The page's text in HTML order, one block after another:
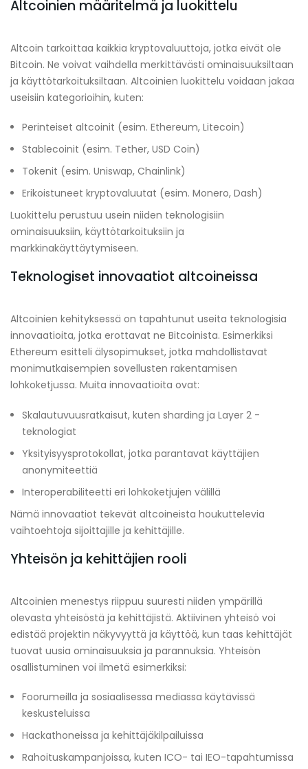
Altcoinien määritelmä ja luokittelu
Altcoin tarkoittaa kaikkia kryptovaluuttoja, jotka eivät ole
Bitcoin. Ne voivat vaihdella merkittävästi ominaisuuksiltaan
ja käyttötarkoituksiltaan. Altcoinien luokittelu voidaan jakaa
useisiin kategorioihin, kuten:
Perinteiset altcoinit (esim. Ethereum, Litecoin)
Stablecoinit (esim. Tether, USD Coin)
Tokenit (esim. Uniswap, Chainlink)
Erikoistuneet kryptovaluutat (esim. Monero, Dash)
Luokittelu perustuu usein niiden teknologisiin
ominaisuuksiin, käyttötarkoituksiin ja
markkinakäyttäytymiseen.
Teknologiset innovaatiot altcoineissa
Altcoinien kehityksessä on tapahtunut useita teknologisia
innovaatioita, jotka erottavat ne Bitcoinista. Esimerkiksi
Ethereum esitteli älysopimukset, jotka mahdollistavat
monimutkaisempien sovellusten rakentamisen
lohkoketjussa. Muita innovaatioita ovat:
Skalautuvuusratkaisut, kuten sharding ja Layer 2 -
teknologiat
Yksityisyysprotokollat, jotka parantavat käyttäjien
anonymiteettiä
Interoperabiliteetti eri lohkoketjujen välillä
Nämä innovaatiot tekevät altcoineista houkuttelevia
vaihtoehtoja sijoittajille ja kehittäjille.
Yhteisön ja kehittäjien rooli
Altcoinien menestys riippuu suuresti niiden ympärillä
olevasta yhteisöstä ja kehittäjistä. Aktiivinen yhteisö voi
edistää projektin näkyvyyttä ja käyttöä, kun taas kehittäjät
tuovat uusia ominaisuuksia ja parannuksia. Yhteisön
osallistuminen voi ilmetä esimerkiksi:
Foorumeilla ja sosiaalisessa mediassa käytävissä
keskusteluissa
Hackathoneissa ja kehittäjäkilpailuissa
Rahoituskampanjoissa, kuten ICO- tai IEO-tapahtumissa